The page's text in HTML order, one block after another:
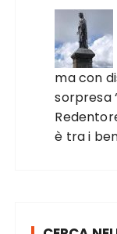
ma con
sorpresa
è tra i